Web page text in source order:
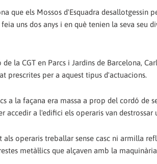
que els Mossos d'Esquadra desallotgessin
uns dos anys i en què tenien la seva seu
la CGT en Parcs i Jardins de Barcelona,
prescrites per a aquest tipus d'actuacions.
a la façana era massa a prop del cordó de
accedir a l'edifici els operaris van
operaris treballar sense casc ni armilla
metàl·lics que alçaven amb la